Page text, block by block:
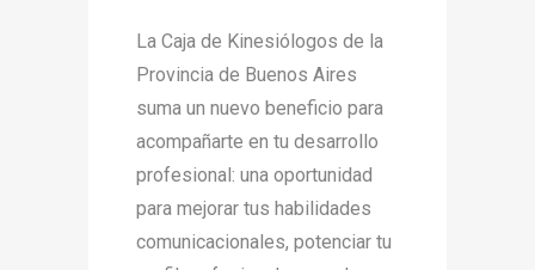
La Caja de Kinesiólogos de la
Provincia de Buenos Aires
suma un nuevo beneficio para
acompañarte en tu desarrollo
profesional: una oportunidad
para mejorar tus habilidades
comunicacionales, potenciar tu